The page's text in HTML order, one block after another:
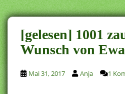
[gelesen] 1001
Wunsch von
Mai 31, 2017 Anja 1